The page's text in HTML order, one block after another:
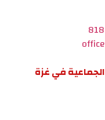
الجماعية في غزة